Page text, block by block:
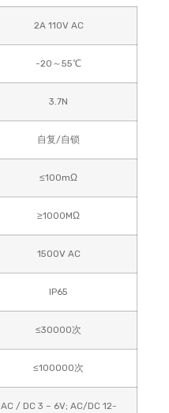
2A 110V AC
-20～55℃
3.7N
自复/自锁
≤100mΩ
≥1000MΩ
1500V AC
IP65
≤30000次
≤100000次
AC / DC 3 – 6V; AC/DC 12-